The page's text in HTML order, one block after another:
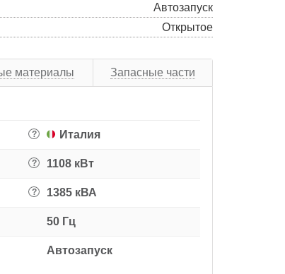
Автозапуск
Открытое
материалы Запасные части
? Италия
? 1108 кВт
? 1385 кВА
50 Гц
Автозапуск